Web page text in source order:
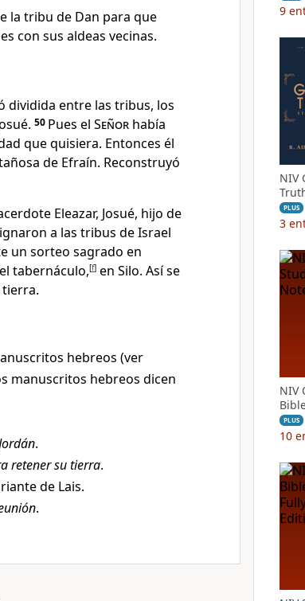
la tribu de Dan para que
con sus aldeas vecinas.
dividida entre las tribus, los
50 Pues el Señor había
que quisiera. Entonces él
de Efraín. Reconstruyó
Eleazar, Josué, hijo de
a las tribus de Israel
un sorteo sagrado en
tabernáculo,[f] en Silo. Así se
hebreos (ver
manuscritos hebreos dicen
.
retener su tierra.
de Lais.
.
9
NIV
PLUS
3
NIV
PLUS
10